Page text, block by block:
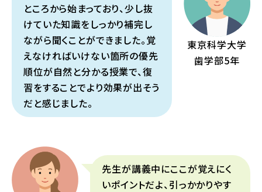
東京科学大学
歯学部5年
ところから始まっており、少し抜
けていた知識をしっかり補完し
ながら聞くことができました。覚
えなければいけない箇所の優先
順位が自然と分かる授業で、復
習をすることでより効果が出そう
だと感じました。
先生が講義中にここが覚えにく
いポイントだよ、引っかかりやす